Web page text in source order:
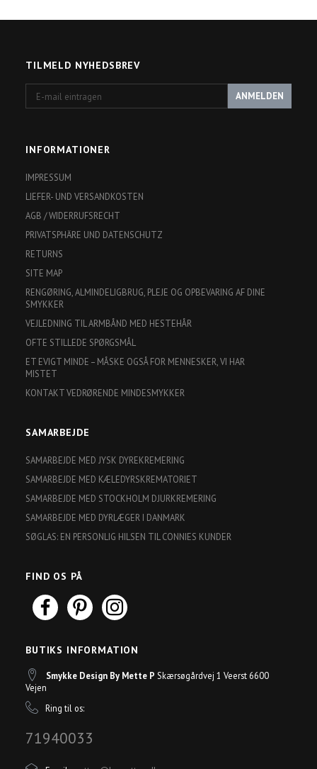
TILMELD NYHEDSBREV
mail
ANMELDEN
INFORMATIONER
IMPRESSUM
LIEFER- UND VERSANDKOSTEN
AGB / WIDERRUFSRECHT
PRIVATSPHÄRE UND DATENSCHUTZ
RETURNS
SITE MAP
RENGØRING, ALMINDELIGBRUG, PLEJE OG OPBEVARING AF DINE
SMYKKER
VEJLEDNING TIL ARMBÅND MED HESTEHÅR
OFTE STILLEDE SPØRGSMÅL
ET EVIGT MINDE – MÅSKE OGSÅ FOR MENNESKER, VI HAR
MISTET
KONTAKT VEDRØRENDE MINDESMYKKER
SAMARBEJDE
SAMARBEJDE MED JYSK DYREKREMERING
SAMARBEJDE MED KÆLEDYRSKREMATORIET
SAMARBEJDE MED STOCKHOLM DJURKREMERING
SAMARBEJDE MED DYRLÆGER I DANMARK
SØGLAS: EN PERSONLIG HILSEN TIL CONNIES KUNDER
FIND OS PÅ
BUTIKS INFORMATION
Smykke Design By Mette P Skærsøgårdvej 1 Veerst 6600
Vejen
Ring til os:
71940033